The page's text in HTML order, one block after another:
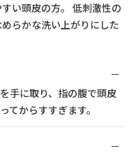
ン）はクラリアント社の
ウム液(角質層まで)
硝酸塩」
®」
リウム」
い頭皮の方。 低刺激性の
らかな洗い上がりにした
手に取り、指の腹で頭皮
てからすすぎます。